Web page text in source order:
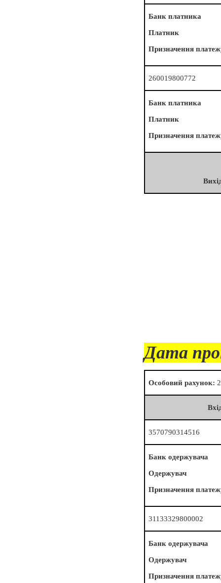
Банк платника
Платник
Призначення
260019800772
Банк платника
Платник
Призначення
Дата
Особовий рахунок:
3570790314516
Банк одержувача
Одержувач
Призначення
31133329800002
Банк одержувача
Одержувач
Призначення